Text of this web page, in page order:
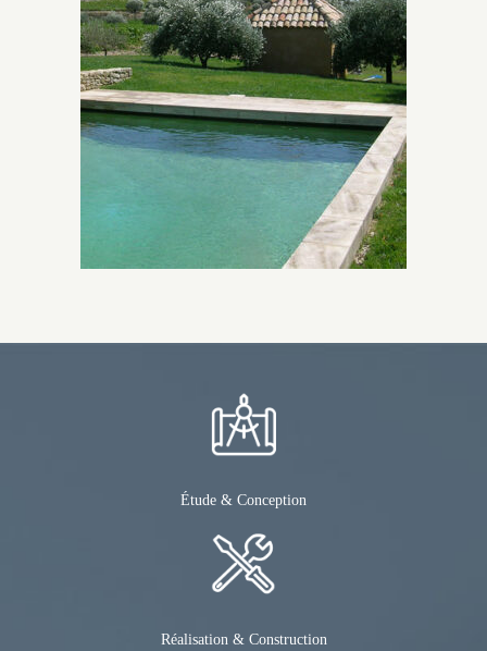
Étude & Conception
Réalisation & Construction